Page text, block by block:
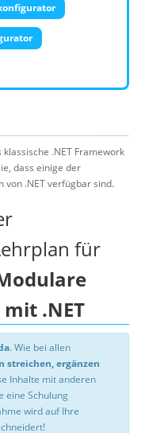
.NET Framework
dass einige der
von .NET verfügbar sind.
für
.NET
. Wie bei allen
streichen, ergänzen
Inhalte mit anderen
eine Schulung
wird auf Ihre